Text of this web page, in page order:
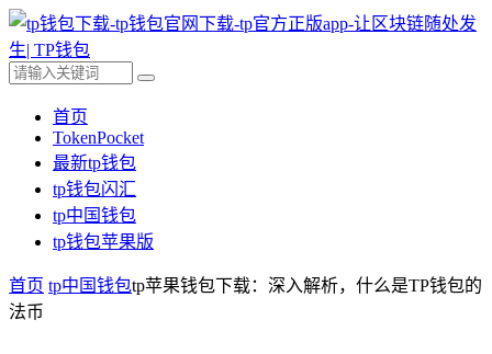
首页
TokenPocket
最新tp钱包
tp钱包闪汇
tp中国钱包
tp钱包苹果版
首页 tp中国钱包tp苹果钱包下载：深入解析，什么是TP钱包的
法币